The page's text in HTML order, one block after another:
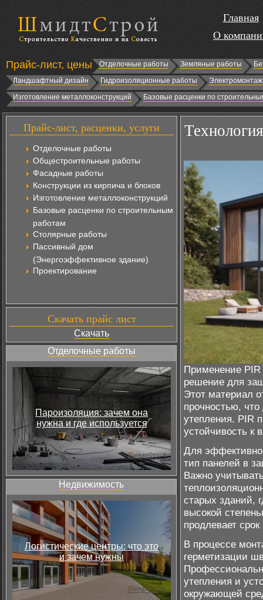
Главная
О
Прайс-лист, цены Отделочные работы Земляные работы
Ландшафтный дизайн
Гидроизоляционные работы
Изготовление металлоконструкций
Базовые расценки по
Прайс-лист, расценки, услуги
Отделочные работы
Общестроительные работы
Фасадные работы
Конструкции из кирпича и блоков
Изготовление металлоконструкций
Базовые расценки по строительным
работам
Столярные работы
Пассивный дом
(Энергоэффективное здание)
Проектирование
Скачать прайс лист
Скачать
Отделочные работы
Пароизоляция: зачем она
нужна и где используется
Недвижимость
Логистические центры: что это
и зачем нужны
Применение PIR
решение для
Этот материал
прочностью,
утепления. PIR
устойчивость к
Для
тип панелей в
Важно
старых зданий,
высокой
продлевает
В процессе
герметизации
утепления и
окружающей